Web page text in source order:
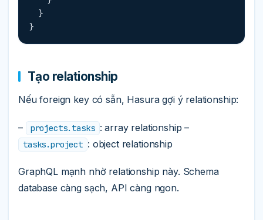
}
Tạo relationship
Nếu foreign key có sẵn, Hasura gợi ý relationship:
– projects.tasks : array relationship –
tasks.project : object relationship
GraphQL mạnh nhờ relationship này. Schema
database càng sạch, API càng ngon.